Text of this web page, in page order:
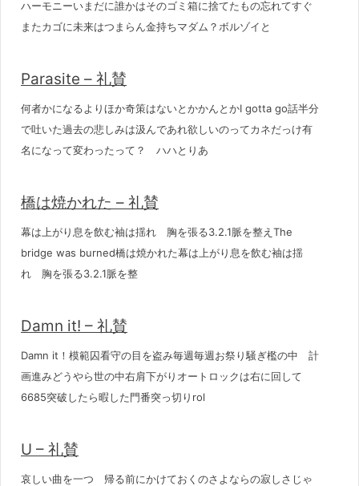
ハーモニーいまだに誰かはそのゴミ箱に捨てたもの忘れてすぐ
またカゴに未来はつまらん金持ちマダム？ボルゾイと
Parasite – 礼賛
何者かになるよりほか奇策はないとかかんとかI gotta go話半分
で吐いた過去の悲しみは汲んであれ欲しいのってカネだっけ有
名になって変わったって？ ハハとりあ
橋は焼かれた – 礼賛
幕は上がり息を飲む袖は揺れ 胸を張る3.2.1脈を整えThe
bridge was burned橋は焼かれた幕は上がり息を飲む袖は揺
れ 胸を張る3.2.1脈を整
Damn it! – 礼賛
Damn it！模範囚看守の目を盗み毎週毎週お祭り騒ぎ檻の中 計
画進みどうやら世の中右肩下がりオートロックは右に回して
6685突破したら暇した門番突っ切りrol
U – 礼賛
哀しい曲を一つ 帰る前にかけておくのさよならの寂しさじゃ